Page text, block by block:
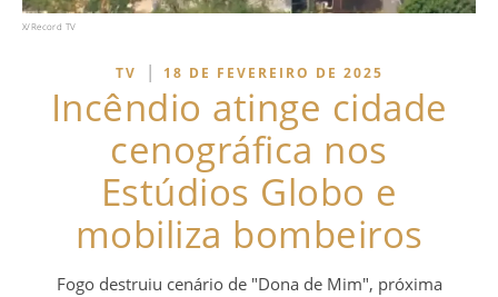
X/Record TV
TV | 18 DE FEVEREIRO DE 2025
Incêndio atinge cidade
cenográfica nos
Estúdios Globo e
mobiliza bombeiros
Fogo destruiu cenário de "Dona de Mim", próxima